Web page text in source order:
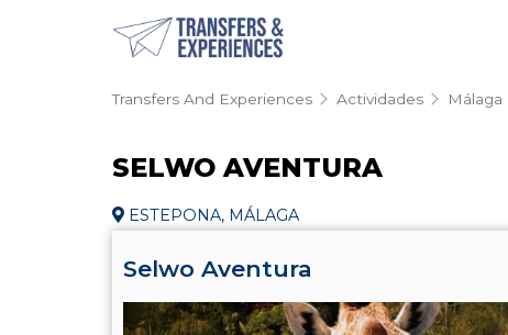
Transfers And Experiences Actividades Málaga
SELWO AVENTURA
ESTEPONA, MÁLAGA
Selwo Aventura